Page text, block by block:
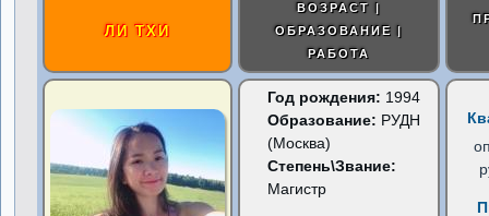
ЛИ ТХИ
ВОЗРАСТ |
ОБРАЗОВАНИЕ |
РАБОТА
Год рождения: 1994
Образование: РУДН
(Москва)
Степень\Звание:
Магистр